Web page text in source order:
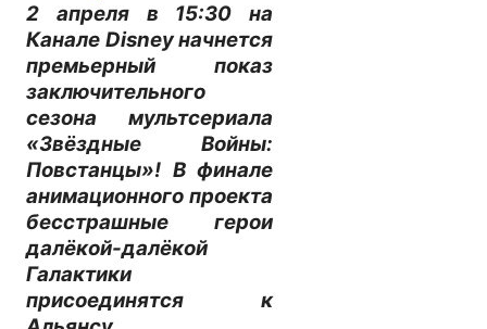
2 апреля в 15:30 на
Канале Disney начнется
премьерный показ
заключительного
сезона мультсериала
«Звёздные Войны:
Повстанцы»! В финале
анимационного проекта
бесстрашные герои
далёкой-далёкой
Галактики
присоединятся к